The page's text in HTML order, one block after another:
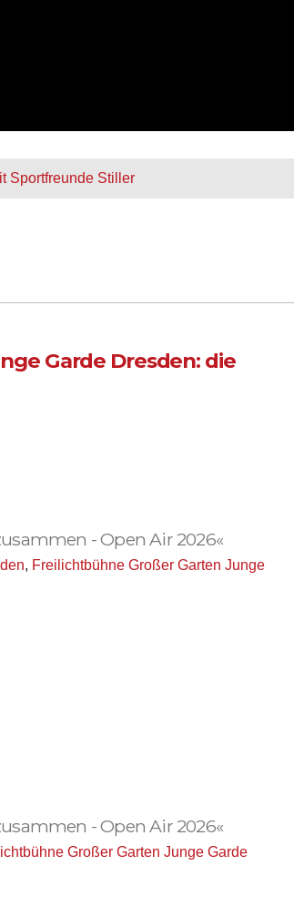
Sportfreunde Stiller
Garde Dresden: die
- Open Air 2026«
, Freilichtbühne Großer Garten Junge
- Open Air 2026«
Großer Garten Junge Garde